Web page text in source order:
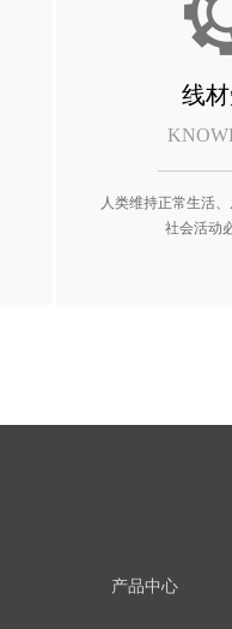
人类维持正常生活
社会活动
线
产品中心